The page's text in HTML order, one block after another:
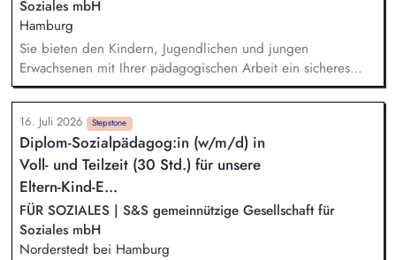
Soziales mbH
Hamburg
Sie bieten den Kindern, Jugendlichen und jungen
Erwachsenen mit Ihrer pädagogischen Arbeit ein sicheres
Zuhause. Einzel- und Gruppenaktivitäten aber auch Ausflüge
werden von Ihnen mitgeplant, organisiert und durchgeführt.
Bei der Hilfeplanung wirken Sie mit und arbeiten eng mit
den Fachkräften der Jugendämter sowie weiteren am
Entwicklungsprozess beteiligten Personen zusammen. Sie
führen Kennenlerngespräche und beteiligen sich aktiv am
Aufnahmeprozess.
16. Juli 2026 Stepstone
Diplom-Sozialpädagog:in (w/m/d) in
Voll- und Teilzeit (30 Std.) für unsere
Eltern-Kind-E...
FÜR SOZIALES | S&S gemeinnützige Gesellschaft für
Soziales mbH
Norderstedt bei Hamburg